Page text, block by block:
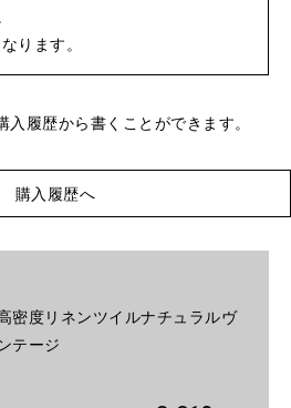
ります。
履歴から書くことができます。
購入履歴へ
密度リネンツイルナチュラルヴ
テージ